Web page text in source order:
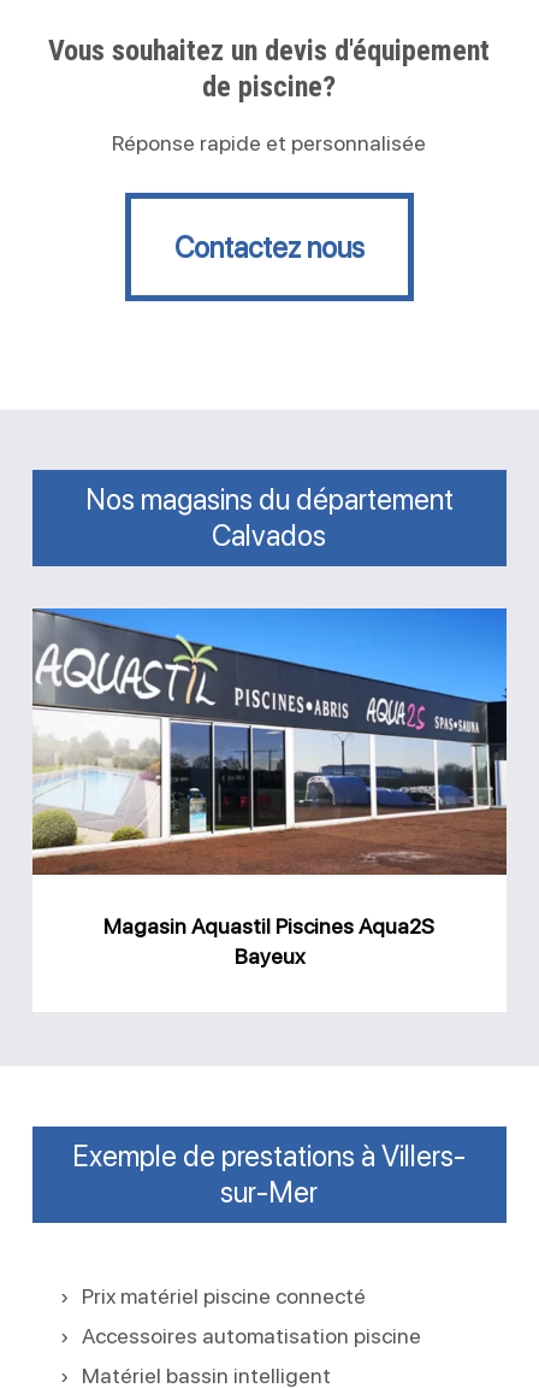
Vous souhaitez un devis d'équipement
de piscine?
Réponse rapide et personnalisée
Contactez nous
Contactez nous
Nos magasins du département
Calvados
Aquastil
Piscines
Aqua2S
Bayeux
Magasin Aquastil Piscines Aqua2S
Bayeux
Exemple de prestations à Villers-
sur-Mer
Prix matériel piscine connecté
Accessoires automatisation piscine
Matériel bassin intelligent